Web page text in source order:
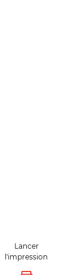
Lancer
l'impression